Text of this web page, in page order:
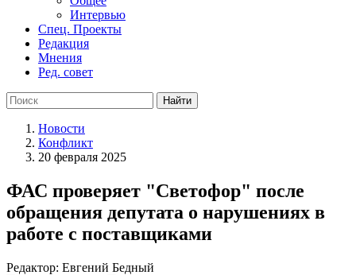
Интервью
Спец. Проекты
Редакция
Мнения
Ред. совет
Новости
Конфликт
20 февраля 2025
ФАС проверяет "Светофор" после
обращения депутата о нарушениях в
работе с поставщиками
Редактор: Евгений Бедный